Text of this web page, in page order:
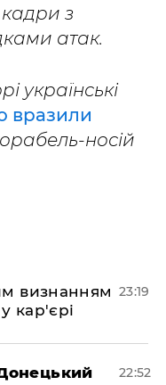
з
атак.
українські
вразили
носій
визнанням
кар'єрі
23:19
22:52